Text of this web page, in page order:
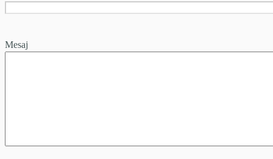
Mesaj